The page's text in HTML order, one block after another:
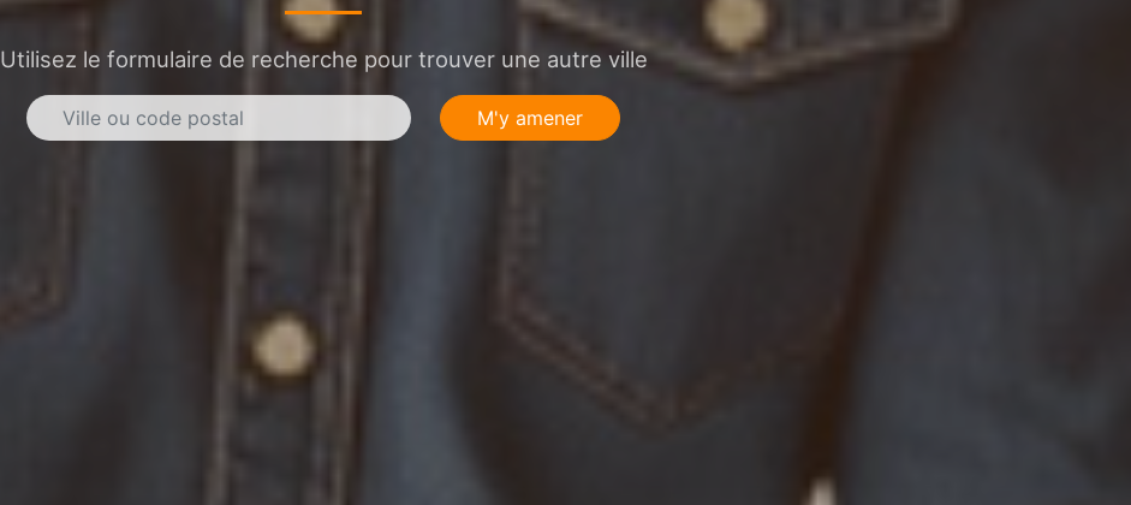
Utilisez le formulaire de recherche pour trouver une autre ville
M'y amener